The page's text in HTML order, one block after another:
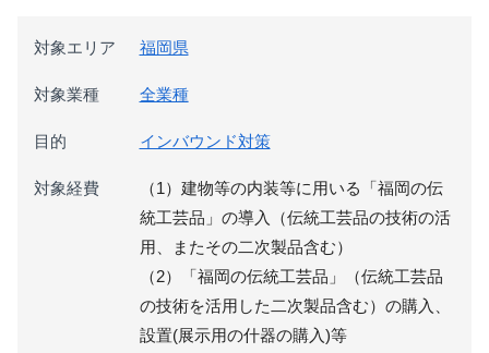
対象エリア 福岡県
対象業種 全業種
目的 インバウンド対策
対象経費
（1）建物等の内装等に用いる「福岡の伝
統工芸品」の導入（伝統工芸品の技術の活
用、またその二次製品含む）
（2）「福岡の伝統工芸品」（伝統工芸品
の技術を活用した二次製品含む）の購入、
設置(展示用の什器の購入)等